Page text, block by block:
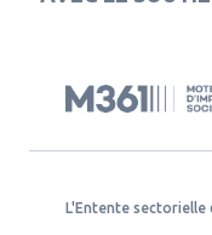
L'Entente sectorielle